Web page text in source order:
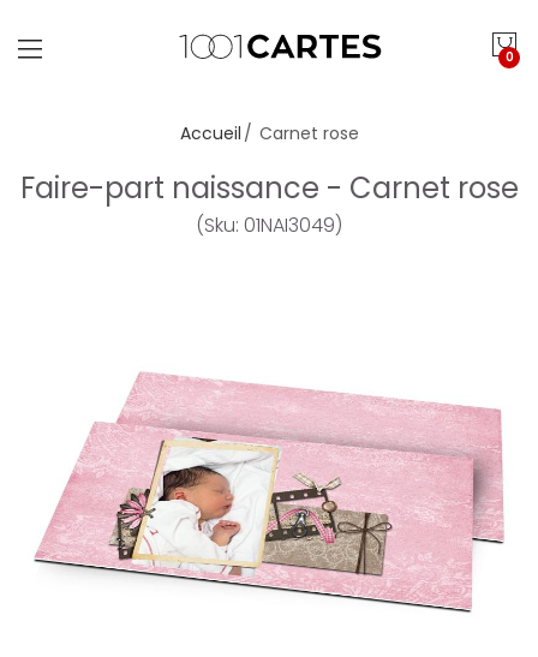
0
Accueil Carnet rose
Faire-part naissance - Carnet rose
(Sku: 01NAI3049)